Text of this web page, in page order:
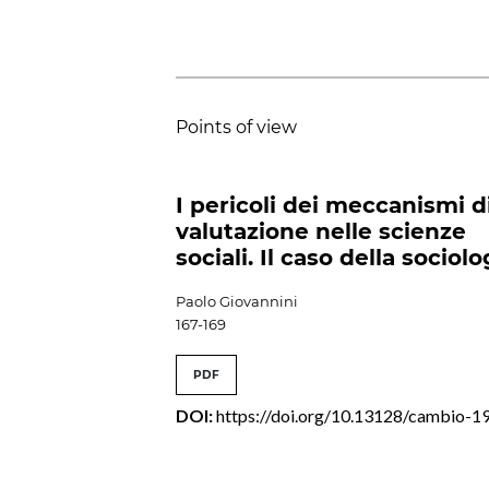
Points of view
I pericoli dei meccanismi
valutazione nelle scienze
sociali. Il caso della
Paolo Giovannini
167-169
PDF
DOI:https://doi.org/10.13128/cambio-